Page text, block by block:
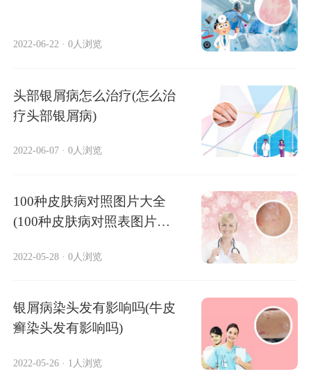
2022-06-22 · 0人浏览
头部银屑病怎么治疗(怎么治
疗头部银屑病)
2022-06-07 · 0人浏览
100种皮肤病对照图片大全
(100种皮肤病对照表图片大
2022-05-28 · 0人浏览
银屑病染头发有影响吗(牛皮
癣染头发有影响吗)
2022-05-26 · 1人浏览